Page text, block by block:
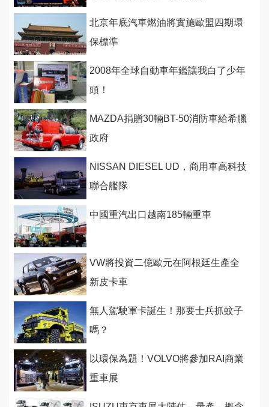
北京年底汽車燃油將實施歐盟四期環
保標準
2008年全球自動車年鑑讓我白了少年
頭！
MAZDA捐贈30輛BT-50消防車給希臘
政府
NISSAN DIESEL UD，商用車高科技
聯合艦隊
中國重汽出口越南185輛重車
VW將投資二億歐元在阿根廷生產全
新皮卡車
無人駕駛軍卡誕生！那要士兵抓蚊子
嗎？
以環保為題！VOLVO將參加RAI商業
重車展